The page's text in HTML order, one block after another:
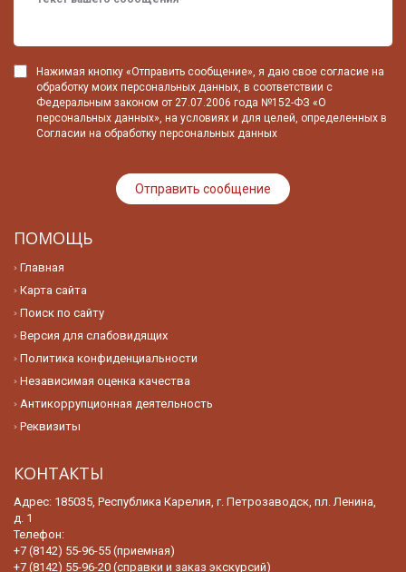
Нажимая кнопку «Отправить сообщение», я даю свое согласие на
обработку моих персональных данных, в соответствии с
Федеральным законом от 27.07.2006 года №152-ФЗ «О
персональных данных», на условиях и для целей, определенных в
Согласии на обработку персональных данных
ПОМОЩЬ
Главная
Карта сайта
Поиск по сайту
Версия для слабовидящих
Политика конфиденциальности
Независимая оценка качества
Антикоррупционная деятельность
Реквизиты
КОНТАКТЫ
Адрес: 185035, Республика Карелия, г. Петрозаводск, пл. Ленина,
д. 1
Телефон:
+7 (8142) 55-96-55 (приемная)
+7 (8142) 55-96-20 (справки и заказ экскурсий)